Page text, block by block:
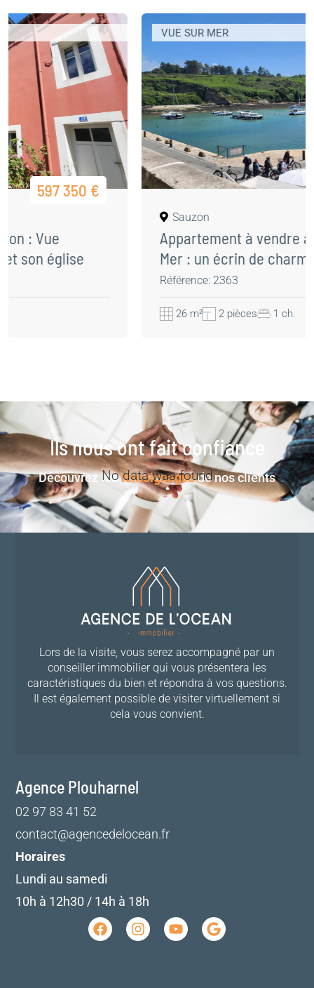
VUE SUR MER
164 300 €
Appartement à vendre à Belle-Île-en-
Mer : un écrin de charme au coeur d’un
village de pêcheur authentique
1 ch.
Ils nous ont fait confiance
Découvrez lestémoignagesde nos clients
No data was found
Agence Plouharnel
02 97 83 41 52
contact@agencedelocean.fr
Horaires
Lundi au samedi
10h à 12h30 / 14h à 18h
Lors de la visite, vous serez accompagné par un
conseiller immobilier qui vous présentera les
caractéristiques du bien et répondra à vos questions.
Il est également possible de visiter virtuellement si
cela vous convient.